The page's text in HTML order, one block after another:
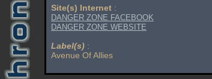
Site(s) Internet :
DANGER ZONE FACEBOOK
DANGER ZONE WEBSITE
Label(s) :
Avenue Of Allies